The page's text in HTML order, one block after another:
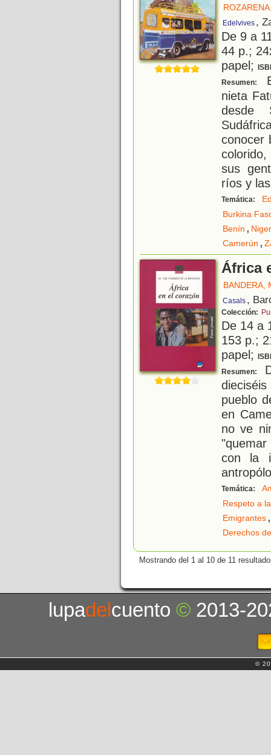
Edelvives ,
De 9 a
44 p.;
papel;
Resumen:
nieta
desde
conocer
sus
ríos y las
Temática:
Burkina
Benín ,
Camerún ,
África
BANDERA,
Casals ,
Colección:
De 14 a
153 p.;
papel;
Resumen:
pueblo
en
no ve
con la
Temática:
Respeto a
Emigrantes,
Derechos
Mostrando del 1 al 10 de 11
lupadelcuento© 2013-
©